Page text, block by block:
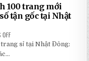
NHẤT
2026
VỞ
IN
HÌNH
YÊU
CHẤT
LƯỢNG
100 trang mới
tận gốc tại Nhật
OFF
BẢNG
GIÁ sỉ tại Nhật Đông: